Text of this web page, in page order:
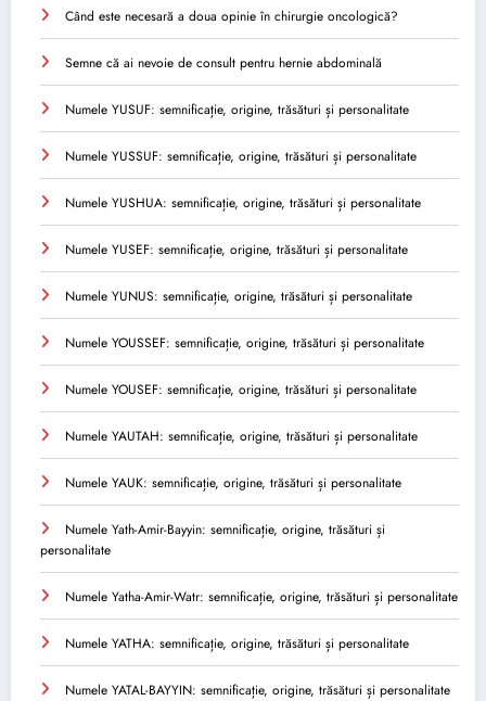
Când este necesară a doua opinie în chirurgie oncologică?
Semne că ai nevoie de consult pentru hernie abdominală
Numele YUSUF: semnificație, origine, trăsături și personalitate
Numele YUSSUF: semnificație, origine, trăsături și personalitate
Numele YUSHUA: semnificație, origine, trăsături și personalitate
Numele YUSEF: semnificație, origine, trăsături și personalitate
Numele YUNUS: semnificație, origine, trăsături și personalitate
Numele YOUSSEF: semnificație, origine, trăsături și personalitate
Numele YOUSEF: semnificație, origine, trăsături și personalitate
Numele YAUTAH: semnificație, origine, trăsături și personalitate
Numele YAUK: semnificație, origine, trăsături și personalitate
Numele Yath-Amir-Bayyin: semnificație, origine, trăsături și
personalitate
Numele Yatha-Amir-Watr: semnificație, origine, trăsături și personalitate
Numele YATHA: semnificație, origine, trăsături și personalitate
Numele YATAL-BAYYIN: semnificație, origine, trăsături și personalitate